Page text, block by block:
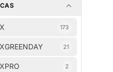
173
21
2